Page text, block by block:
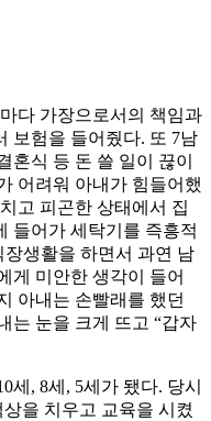
다 가장으로서의 책임과
보험을 들어줬다. 또 7남
혼식 등 돈 쓸 일이 끊이
어려워 아내가 힘들어했
고 피곤한 상태에서 집
들어가 세탁기를 즉흥적
장생활을 하면서 과연 남
게 미안한 생각이 들어
아내는 손빨래를 했던
는 눈을 크게 뜨고 “갑자
세, 8세, 5세가 됐다. 당시
을 치우고 교육을 시켰